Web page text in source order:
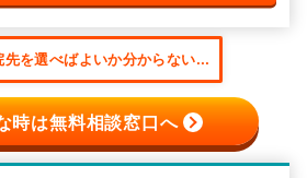
先を選べばよいか分からない...
時は無料相談窓口へ